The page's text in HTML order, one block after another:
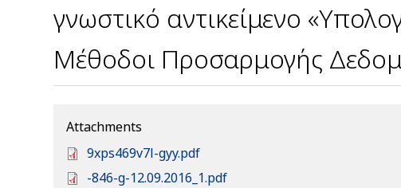
γνωστικό αντικείμενο
Μέθοδοι Προσαρμογής
Attachments
D
o
9xps469v7l-gyy.pdf
D
-846-g-12.09.2016_1.pdf